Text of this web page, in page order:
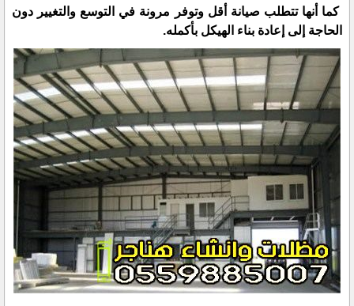
كما أنها تتطلب صيانة أقل وتوفر مرونة في التوسع والتغيير دون
الحاجة إلى إعادة بناء الهيكل بأكمله.